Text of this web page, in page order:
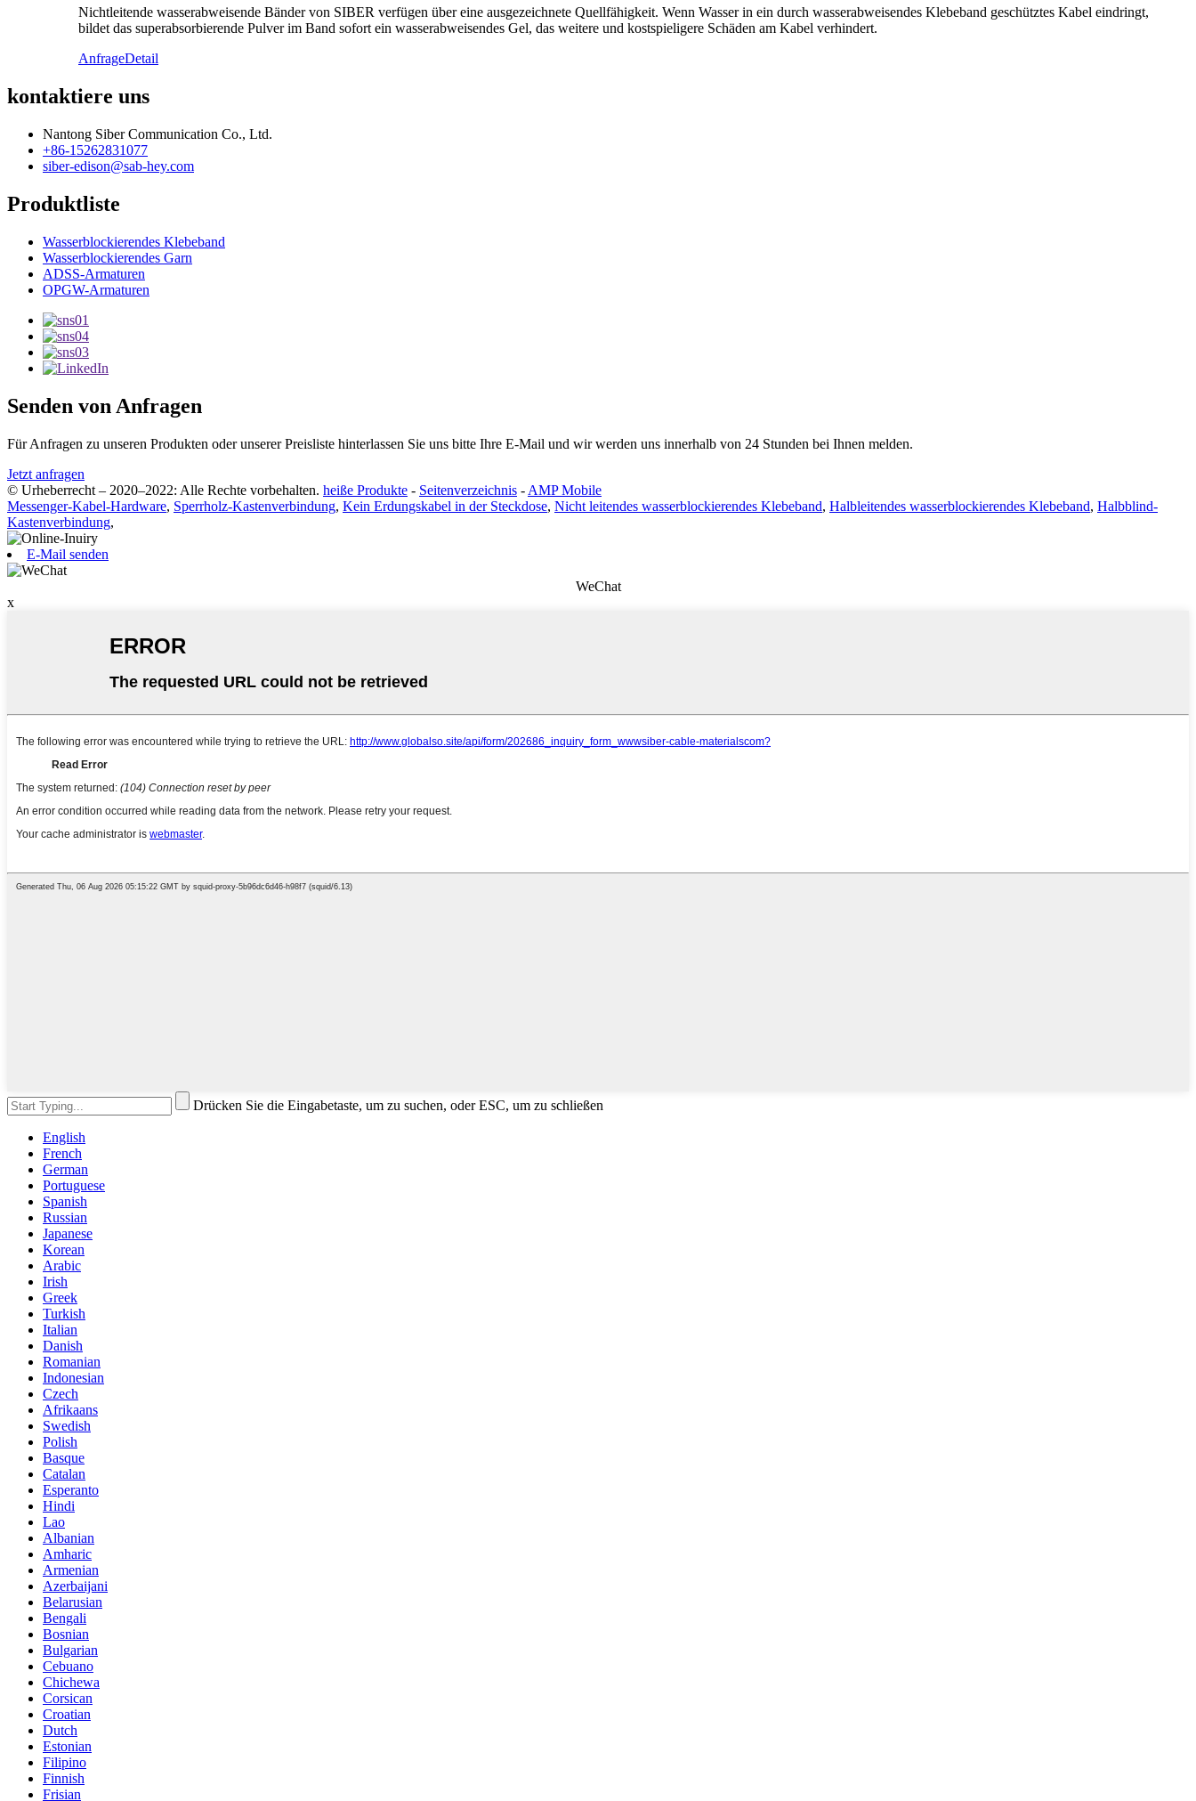
Nichtleitende wasserabweisende Bänder von SIBER verfügen über eine ausgezeichnete Quellfähigkeit. Wenn Wasser in ein durch wasserabweisendes Klebeband geschütztes Kabel eindringt,
bildet das superabsorbierende Pulver im Band sofort ein wasserabweisendes Gel, das weitere und kostspieligere Schäden am Kabel verhindert.
AnfrageDetail
kontaktiere uns
Nantong Siber Communication Co., Ltd.
+86-15262831077
siber-edison@sab-hey.com
Produktliste
Wasserblockierendes Klebeband
Wasserblockierendes Garn
ADSS-Armaturen
OPGW-Armaturen
Senden von Anfragen
Für Anfragen zu unseren Produkten oder unserer Preisliste hinterlassen Sie uns bitte Ihre E-Mail und wir werden uns innerhalb von 24 Stunden bei Ihnen melden.
Jetzt anfragen
© Urheberrecht – 2020–2022: Alle Rechte vorbehalten. heiße Produkte - Seitenverzeichnis - AMP Mobile
Messenger-Kabel-Hardware, Sperrholz-Kastenverbindung, Kein Erdungskabel in der Steckdose, Nicht leitendes wasserblockierendes Klebeband, Halbleitendes wasserblockierendes Klebeband, Halbblind-
Kastenverbindung,
E-Mail senden
WeChat
x
Drücken Sie die Eingabetaste, um zu suchen, oder ESC, um zu schließen
English
French
German
Portuguese
Spanish
Russian
Japanese
Korean
Arabic
Irish
Greek
Turkish
Italian
Danish
Romanian
Indonesian
Czech
Afrikaans
Swedish
Polish
Basque
Catalan
Esperanto
Hindi
Lao
Albanian
Amharic
Armenian
Azerbaijani
Belarusian
Bengali
Bosnian
Bulgarian
Cebuano
Chichewa
Corsican
Croatian
Dutch
Estonian
Filipino
Finnish
Frisian